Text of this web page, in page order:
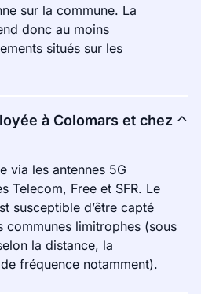
sur la commune. La
donc au moins
situés sur les
à Colomars et chez
via les antennes 5G
Telecom, Free et SFR. Le
susceptible d’être capté
communes limitrophes (sous
la distance, la
fréquence notamment).